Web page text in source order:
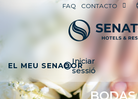
FAQ CONTACTO
EL MEU SENADORIniciar
sessió
BODAS